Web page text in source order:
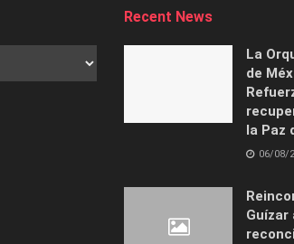
Recent News
La
de
la Paz
06/08/
Guízar